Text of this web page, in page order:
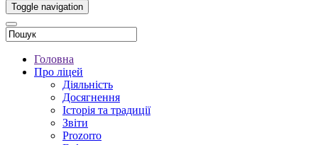
Toggle navigation
Головна
Про ліцей
Діяльність
Досягнення
Історія та традиції
Звіти
Prozorro